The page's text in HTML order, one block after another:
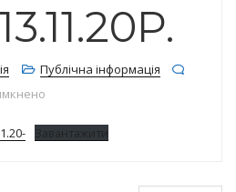
Публічна інформація
Завантажити